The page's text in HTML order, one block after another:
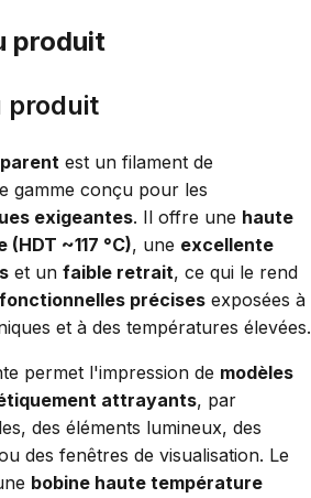
produit
produit
est un filament de
gamme conçu pour les
exigeantes. Il offre une haute
~117 °C), une excellente
et un faible retrait, ce qui le rend
précises exposées à
et à des températures élevées.
permet l'impression de modèles
attrayants, par
des éléments lumineux, des
des fenêtres de visualisation. Le
bobine haute température